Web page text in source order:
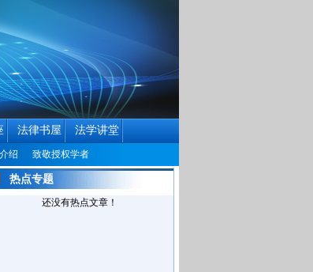
法律书屋 法学讲堂
致敬授权学者 中国民商法律网历届编辑联系方式征集公告
热点专题
还没有热点文章！